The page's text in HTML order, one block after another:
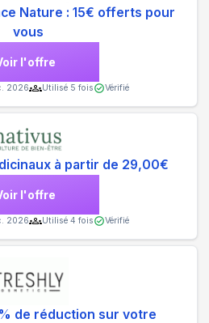
Nature : 15€ offerts pour
vous
l'offre
2026 Utilisé 5 fois Vérifié
à partir de 29,00€
l'offre
2026 Utilisé 4 fois Vérifié
de réduction sur votre